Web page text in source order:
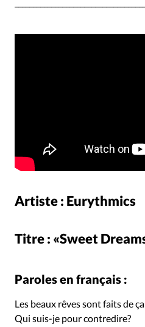
Artiste : Eurythmics
Titre : «Sweet
Paroles en français :
Les beaux rêves sont faits de ça
Qui suis-je pour contredire?